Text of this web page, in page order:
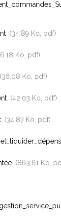
34,89 Ko, pdf
Ko, pdf
36,08 Ko, pdf
42,03 Ko, pdf
34,87 Ko, pdf
863,61 Ko,